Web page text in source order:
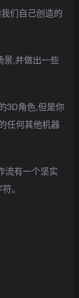
们自己创造的
景,并做出一些
3D角色,但是你
任何其他机器
流有一个坚实
。